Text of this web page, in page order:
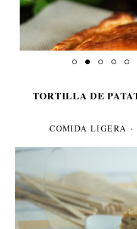
TORTILLA DE
COMIDA LIGERA ·